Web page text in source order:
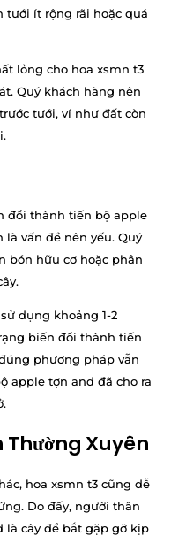
tưới ít rộng rãi hoặc quá
lỏng cho hoa xsmn t3
Quý khách hàng nên
tưới, ví như đất còn
đổi thành tiến bộ apple
là vấn đề nên yếu. Quý
bón hữu cơ hoặc phân
dụng khoảng 1-2
biến đổi thành tiến
phương pháp vẫn
apple tợn and đã cho ra
Thường Xuyên
hoa xsmn t3 cũng dễ
Do đấy, người thân
là cây để bắt gặp gỡ kịp